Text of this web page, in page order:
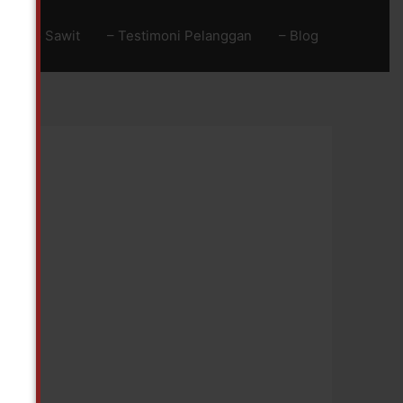
Go Sawit – Testimoni Pelanggan – Blog